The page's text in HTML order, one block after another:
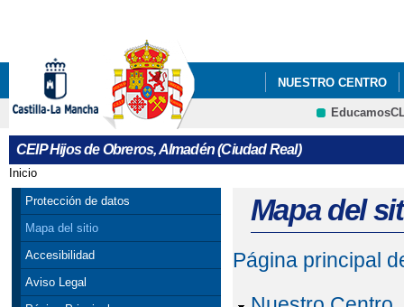
NUESTRO CENTRO
PLAN DIGITAL DE
LISTADO LIBROS
PLAN DIGITAL DE
CEIP Hijos de Obreros, Almadén (Ciudad Real)
Se encuentra usted aquí
Inicio
Protección de datos
Mapa del sitio
Accesibilidad
Aviso Legal
Mapa del
Página principal